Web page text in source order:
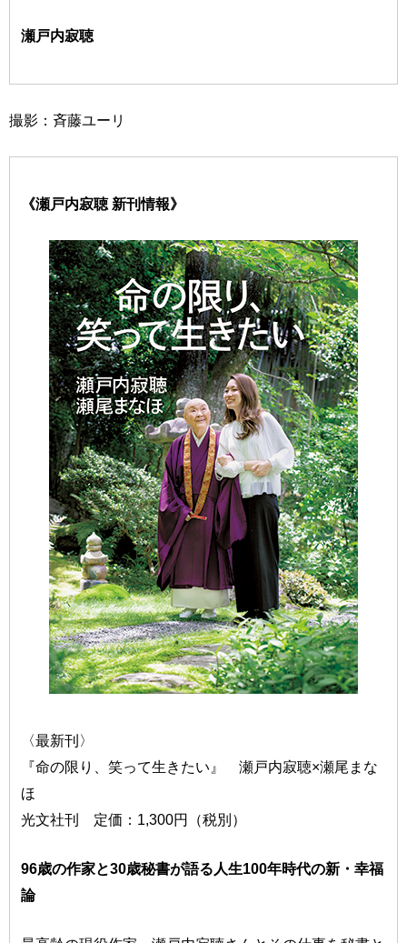
瀬戸内寂聴
撮影：斉藤ユーリ
《瀬戸内寂聴 新刊情報》
〈最新刊〉
『命の限り、笑って生きたい』 瀬戸内寂聴×瀬尾まな
ほ
光文社刊 定価：1,300円（税別）
96歳の作家と30歳秘書が語る人生100年時代の新・幸福
論